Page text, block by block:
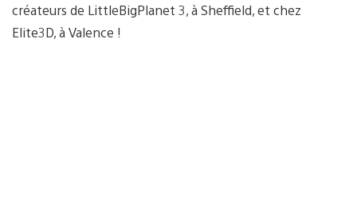
créateurs de LittleBigPlanet 3, à Sheffield, et chez
Elite3D, à Valence !